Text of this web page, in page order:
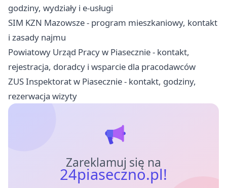
godziny, wydziały i e-usługi
SIM KZN Mazowsze - program mieszkaniowy, kontakt
i zasady najmu
Powiatowy Urząd Pracy w Piasecznie - kontakt,
rejestracja, doradcy i wsparcie dla pracodawców
ZUS Inspektorat w Piasecznie - kontakt, godziny,
rezerwacja wizyty
Zareklamuj się na
24piaseczno.pl!